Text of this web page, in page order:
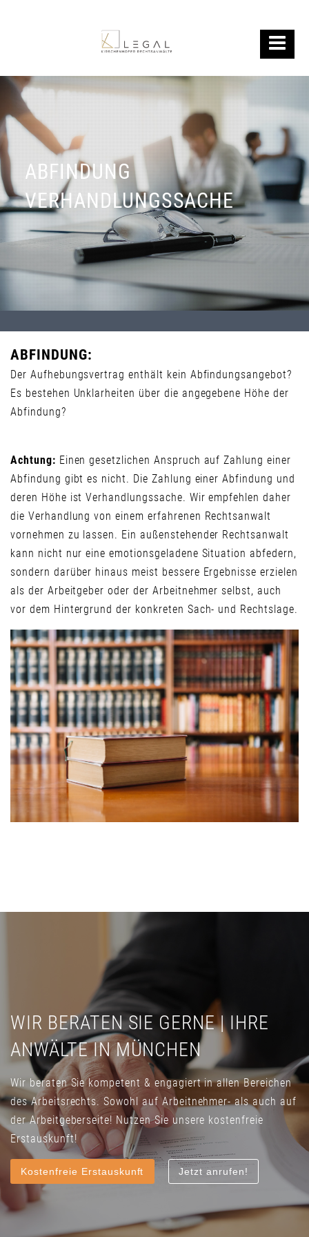
ABFINDUNG
VERHANDLUNGSSACHE
ABFINDUNG:
Der Aufhebungsvertrag enthält kein Abfindungsangebot?
Es bestehen Unklarheiten über die angegebene Höhe der
Abfindung?
Achtung: Einen gesetzlichen Anspruch auf Zahlung einer
Abfindung gibt es nicht. Die Zahlung einer Abfindung und
deren Höhe ist Verhandlungssache. Wir empfehlen daher
die Verhandlung von einem erfahrenen Rechtsanwalt
vornehmen zu lassen. Ein außenstehender Rechtsanwalt
kann nicht nur eine emotionsgeladene Situation abfedern,
sondern darüber hinaus meist bessere Ergebnisse erzielen
als der Arbeitgeber oder der Arbeitnehmer selbst, auch
vor dem Hintergrund der konkreten Sach- und Rechtslage.
WIR BERATEN SIE GERNE | IHRE
ANWÄLTE IN MÜNCHEN
Wir beraten Sie kompetent & engagiert in allen Bereichen
des Arbeitsrechts. Sowohl auf Arbeitnehmer- als auch auf
der Arbeitgeberseite! Nutzen Sie unsere kostenfreie
Erstauskunft!
Kostenfreie Erstauskunft Jetzt anrufen!